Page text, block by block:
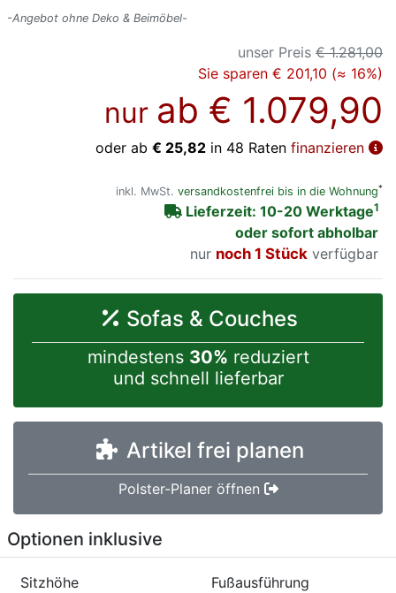
-Angebot ohne Deko & Beimöbel-
unser Preis € 1.281,00
Sie sparen € 201,10 (≈ 16%)
nur ab € 1.079,90
oder ab € 25,82 in 48 Raten finanzieren
inkl. MwSt. versandkostenfrei bis in die Wohnung*
Lieferzeit: 10-20 Werktage1
oder sofort abholbar
nur
noch 1 Stück verfügbar
Sofas & Couches
mindestens 30% reduziert
und schnell lieferbar
Artikel frei planen
Polster-Planer öffnen
Optionen inklusive
Sitzhöhe
Fußausführung